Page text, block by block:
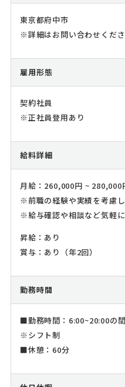
東京都府中市
※詳細はお問い合わせくだ
雇用形態
契約社員
※正社員登用あり
給料詳細
月給：260,000円 ~ 280,000
※前職の経験や実績を考慮
※給与確認や相談など気軽
昇給：あり
賞与：あり（年2回）
勤務時間
■勤務時間：6:00~20:00の
※シフト制
■休憩：60分